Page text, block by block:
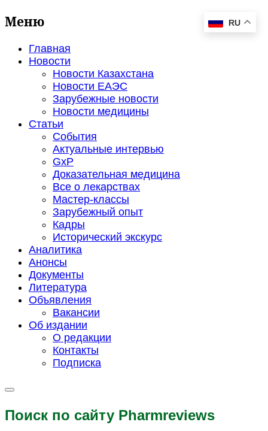
Меню
Главная
Новости
Новости Казахстана
Новости ЕАЭС
Зарубежные новости
Новости медицины
Статьи
События
Актуальные интервью
GxP
Доказательная медицина
Все о лекарствах
Мастер-классы
Зарубежный опыт
Кадры
Исторический экскурс
Аналитика
Анонсы
Документы
Литература
Объявления
Вакансии
Об издании
О редакции
Контакты
Подписка
Поиск по сайту Pharmreviews
RU